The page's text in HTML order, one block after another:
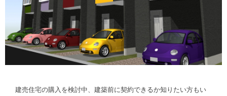
建売住宅の購入を検討中、建築前に契約できるか知りたい方もい